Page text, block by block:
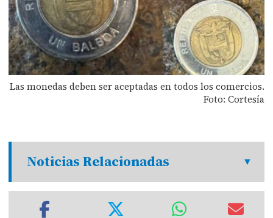
Las monedas deben ser aceptadas en todos los comercios.
Foto: Cortesía
Noticias Relacionadas